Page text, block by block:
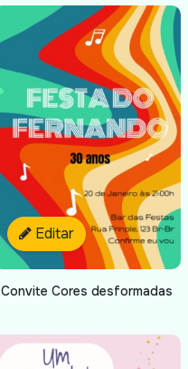
Editar
Convite Cores desformadas